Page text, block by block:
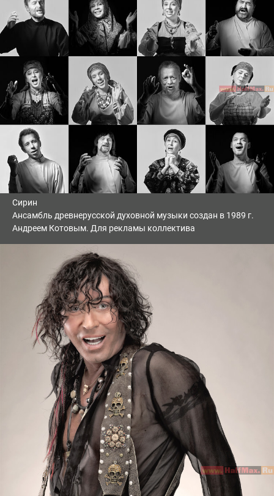
Сирин
Ансамбль древнерусской духовной музыки создан в 1989 г.
Андреем Котовым. Для рекламы коллектива